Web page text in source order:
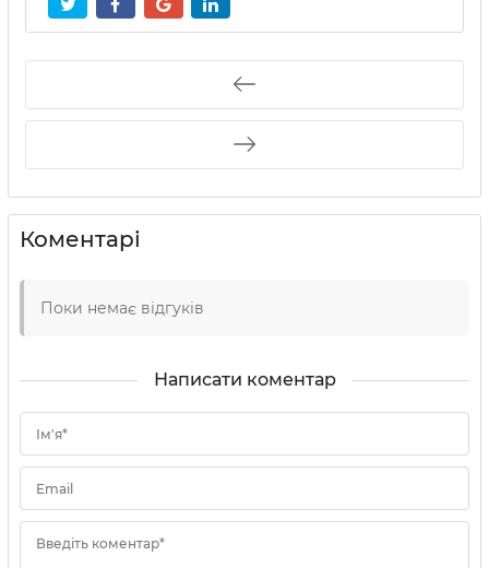
Коментарі
Поки немає відгуків
Написати коментар
Ім'я*
Email
Введіть коментар*